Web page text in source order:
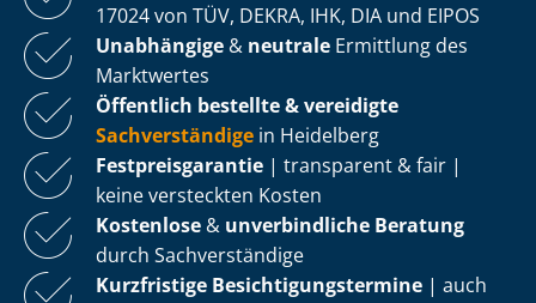
17024 von TÜV, DEKRA, IHK, DIA und EIPOS
Unabhängige & neutrale Ermittlung des
Marktwertes
Öffentlich bestellte & vereidigte
Sachverständige in Heidelberg
Fest­preis­ga­ran­tie | transparent & fair |
keine versteckten Kosten
Kostenlose & unverbindliche Beratung
durch Sachverständige
Kurzfristige Be­sich­ti­gungs­ter­mi­ne | auch